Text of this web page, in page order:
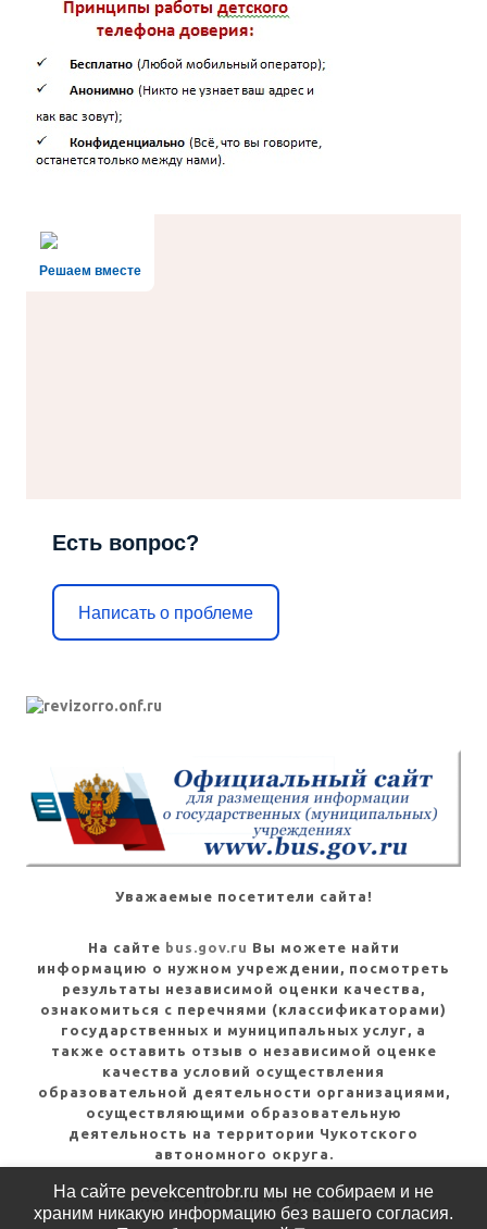
Решаем вместе
Есть вопрос?
Написать о проблеме
Уважаемые посетители сайта!
На сайте bus.gov.ru Вы можете найти
информацию о нужном учреждении, посмотреть
результаты независимой оценки качества,
ознакомиться с перечнями (классификаторами)
государственных и муниципальных услуг, а
также оставить отзыв о независимой оценке
качества условий осуществления
образовательной деятельности организациями,
осуществляющими образовательную
деятельность на территории Чукотского
автономного округа.
Посмотреть инструкцию
На сайте pevekcentrobr.ru мы не собираем и не
храним никакую информацию без вашего согласия.